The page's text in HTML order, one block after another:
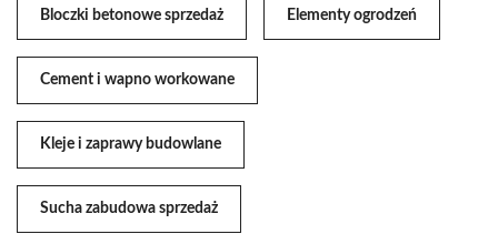
Bloczki betonowe sprzedaż Elementy ogrodzeń
Cement i wapno workowane
Kleje i zaprawy budowlane
Sucha zabudowa sprzedaż